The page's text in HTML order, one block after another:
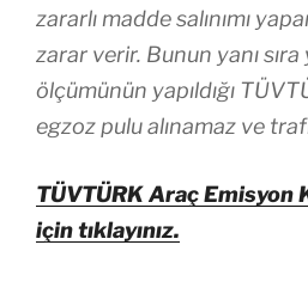
zararlı madde salınımı
zarar verir. Bunun yanı
ölçümünün yapıldığı
egzoz pulu alınamaz ve
TÜVTÜRK Araç Emisyon
için tıklayınız.